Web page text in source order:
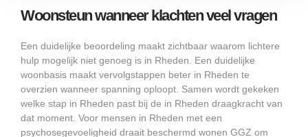
Woonsteun wanneer klachten veel vragen
Een duidelijke beoordeling maakt zichtbaar waarom lichtere
hulp mogelijk niet genoeg is in Rheden. Een duidelijke
woonbasis maakt vervolgstappen beter in Rheden te
overzien wanneer spanning oploopt. Samen wordt gekeken
welke stap in Rheden past bij de in Rheden draagkracht van
dat moment. Voor mensen in Rheden met een
psychosegevoeligheid draait beschermd wonen GGZ om